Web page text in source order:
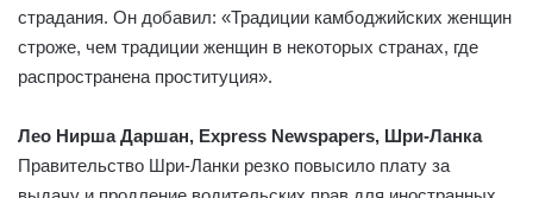
страдания. Он добавил: «Традиции камбоджийских женщин
строже, чем традиции женщин в некоторых странах, где
распространена проституция».
Лео Нирша Даршан, Express Newspapers, Шри-Ланка
Правительство Шри-Ланки резко повысило плату за